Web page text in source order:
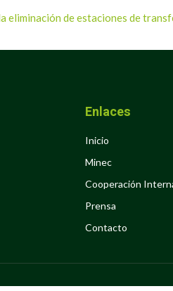
eliminación de estaciones de
Enlaces
Inicio
Minec
Cooperación
Prensa
Contacto